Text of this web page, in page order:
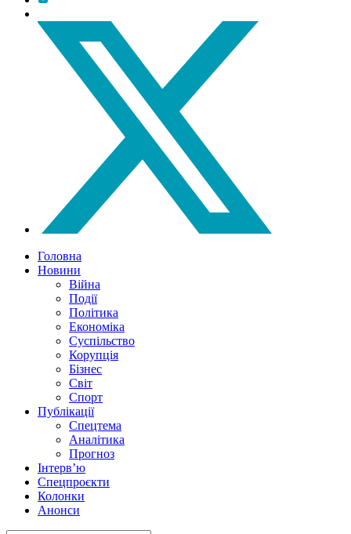
Головна
Новини
Війна
Події
Політика
Економіка
Суспільство
Корупція
Бізнес
Світ
Спорт
Публікації
Спецтема
Аналітика
Прогноз
Інтерв’ю
Спецпроєкти
Колонки
Анонси